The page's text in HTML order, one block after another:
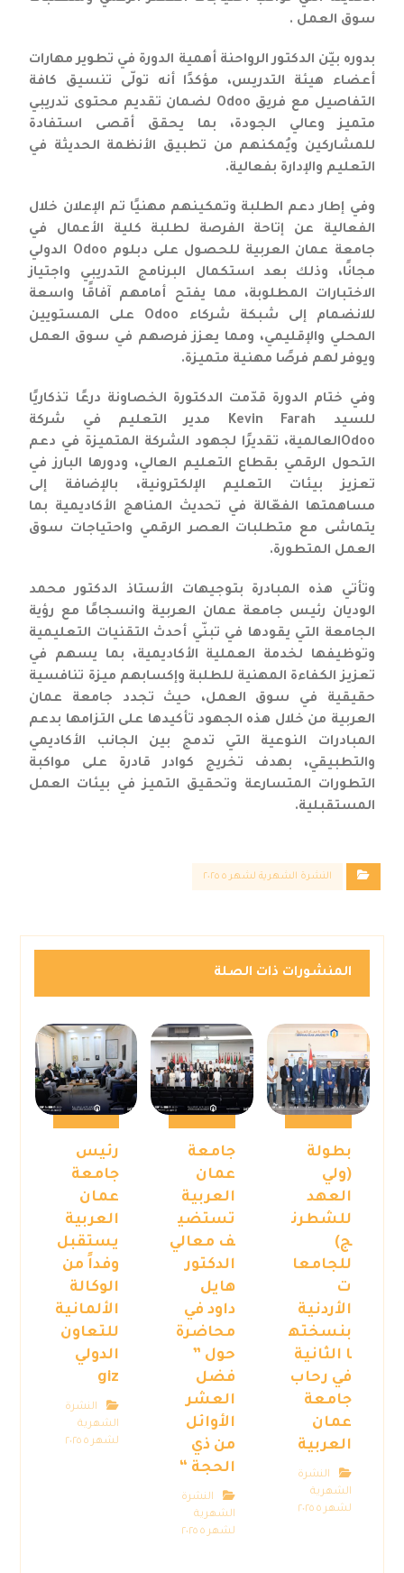
سوق العمل .
بدوره بيّن الدكتور الرواحنة أهمية الدورة في تطوير مهارات
أعضاء هيئة التدريس، مؤكدًا أنه تولّى تنسيق كافة
التفاصيل مع فريق Odoo لضمان تقديم محتوى تدريبي
متميز وعالي الجودة، بما يحقق أقصى استفادة
للمشاركين ويُمكنهم من تطبيق الأنظمة الحديثة في
التعليم والإدارة بفعالية.
وفي إطار دعم الطلبة وتمكينهم مهنيًا تم الإعلان خلال
الفعالية عن إتاحة الفرصة لطلبة كلية الأعمال في
جامعة عمان العربية للحصول على دبلوم Odoo الدولي
مجانًا، وذلك بعد استكمال البرنامج التدريبي واجتياز
الاختبارات المطلوبة، مما يفتح أمامهم آفاقًا واسعة
للانضمام إلى شبكة شركاء Odoo على المستويين
المحلي والإقليمي، ومما يعزز فرصهم في سوق العمل
ويوفر لهم فرصًا مهنية متميزة.
وفي ختام الدورة قدّمت الدكتورة الخصاونة درعًا تذكاريًا
للسيد Kevin Farah مدير التعليم في شركة
Odooالعالمية، تقديرًا لجهود الشركة المتميزة في دعم
التحول الرقمي بقطاع التعليم العالي، ودورها البارز في
تعزيز بيئات التعليم الإلكترونية، بالإضافة إلى
مساهمتها الفعّالة في تحديث المناهج الأكاديمية بما
يتماشى مع متطلبات العصر الرقمي واحتياجات سوق
العمل المتطورة.
وتأتي هذه المبادرة بتوجيهات الأستاذ الدكتور محمد
الوديان رئيس جامعة عمان العربية وانسجامًا مع رؤية
الجامعة التي يقودها في تبنّي أحدث التقنيات التعليمية
وتوظيفها لخدمة العملية الأكاديمية، بما يسهم في
تعزيز الكفاءة المهنية للطلبة وإكسابهم ميزة تنافسية
حقيقية في سوق العمل، حيث تجدد جامعة عمان
العربية من خلال هذه الجهود تأكيدها على التزامها بدعم
المبادرات النوعية التي تدمج بين الجانب الأكاديمي
والتطبيقي، بهدف تخريج كوادر قادرة على مواكبة
التطورات المتسارعة وتحقيق التميز في بيئات العمل
المستقبلية.
النشرة الشهرية لشهر ٥ ٢٠٢٥
المنشورات ذات الصلة
بطولة
(ولي
العهد
للشطرن
ج)
للجامعا
ت
الأردنية
بنسخته
ا الثانية
في رحاب
جامعة
عمان
العربية
النشرة
الشهرية
لشهر ٥ ٢٠٢٥
جامعة
عمان
العربية
تستضي
ف معالي
الدكتور
هايل
داود في
محاضرة
حول ”
فضل
العشر
الأوائل
من ذي
الحجة “
النشرة
الشهرية
لشهر ٥ ٢٠٢٥
رئيس
جامعة
عمان
العربية
يستقبل
وفداً من
الوكالة
الألمانية
للتعاون
الدولي
giz
النشرة
الشهرية
لشهر ٥ ٢٠٢٥